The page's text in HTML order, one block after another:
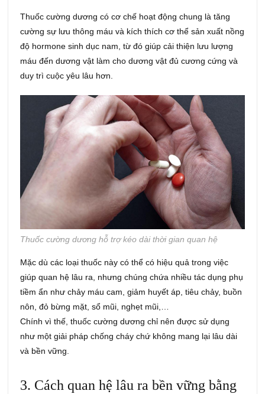
Thuốc cường dương có cơ chế hoạt động chung là tăng
cường sự lưu thông máu và kích thích cơ thể sản xuất nồng
độ hormone sinh dục nam, từ đó giúp cải thiện lưu lượng
máu đến dương vật làm cho dương vật đủ cương cứng và
duy trì cuộc yêu lâu hơn.
Thuốc cường dương hỗ trợ kéo dài thời gian quan hệ
Mặc dù các loại thuốc này có thể có hiệu quả trong việc
giúp quan hệ lâu ra, nhưng chúng chứa nhiều tác dụng phụ
tiềm ẩn như chảy máu cam, giảm huyết áp, tiêu chảy, buồn
nôn, đỏ bừng mặt, sổ mũi, nghẹt mũi,…
Chính vì thế, thuốc cường dương chỉ nên được sử dụng
như một giải pháp chống cháy chứ không mang lại lâu dài
và bền vững.
3. Cách quan hệ lâu ra bền vững bằng